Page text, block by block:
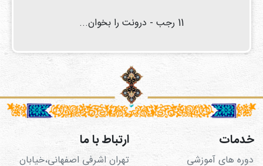
خدمات
دوره های آموزشی
ارتباط با ما
تهران اشرفی اصفهانی،خیابان